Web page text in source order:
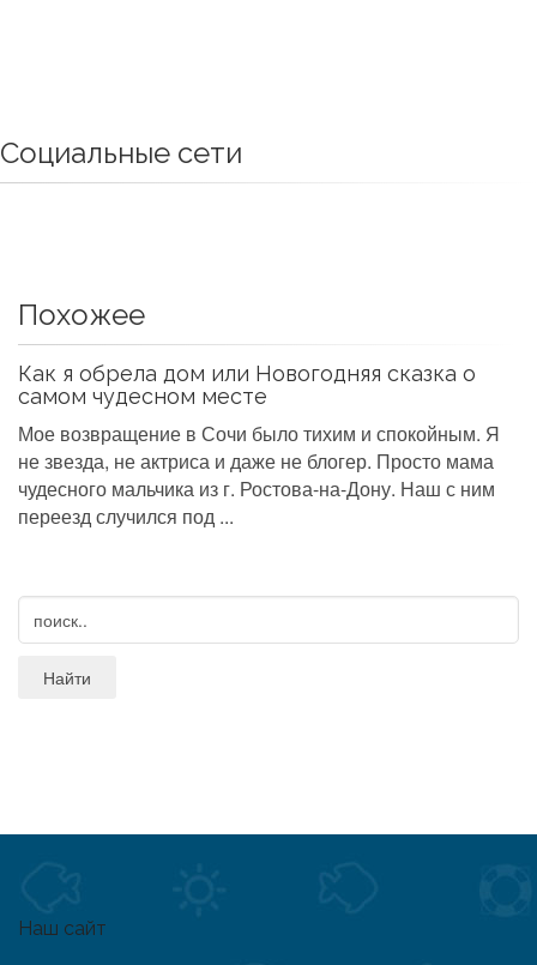
Социальные сети
Похожее
Как я обрела дом или Новогодняя сказка о
самом чудесном месте
Мое возвращение в Сочи было тихим и спокойным. Я
не звезда, не актриса и даже не блогер. Просто мама
чудесного мальчика из г. Ростова-на-Дону. Наш с ним
переезд случился под ...
Наш сайт